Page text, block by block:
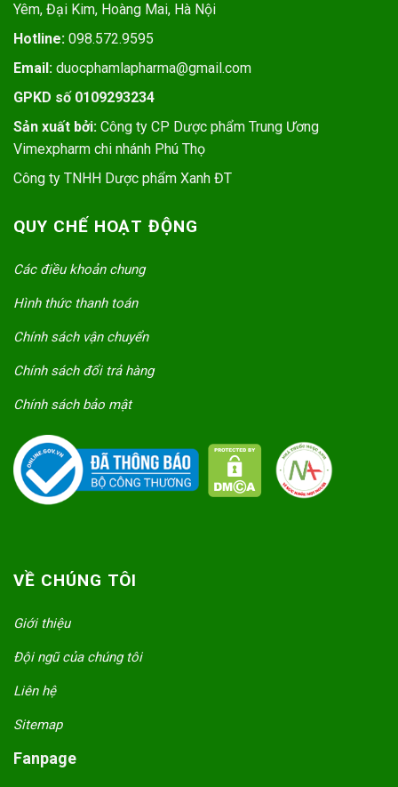
Yêm, Đại Kim, Hoàng Mai, Hà Nội
Hotline: 098.572.9595
Email: duocphamlapharma@gmail.com
GPKD số 0109293234
Sản xuất bởi: Công ty CP Dược phẩm Trung Ương
Vimexpharm chi nhánh Phú Thọ
Công ty TNHH Dược phẩm Xanh ĐT
QUY CHẾ HOẠT ĐỘNG
Các điều khoản chung
Hình thức thanh toán
Chính sách vận chuyển
Chính sách đổi trả hàng
Chính sách bảo mật
VỀ CHÚNG TÔI
Giới thiệu
Đội ngũ của chúng tôi
Liên hệ
Sitemap
Fanpage